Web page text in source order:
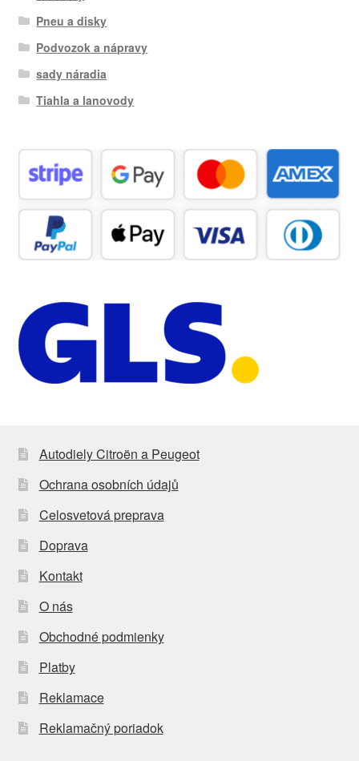
Pneu a disky
Podvozok a nápravy
sady náradia
Tiahla a lanovody
Autodiely Citroën a Peugeot
Ochrana osobních údajů
Celosvetová preprava
Doprava
Kontakt
O nás
Obchodné podmienky
Platby
Reklamace
Reklamačný poriadok